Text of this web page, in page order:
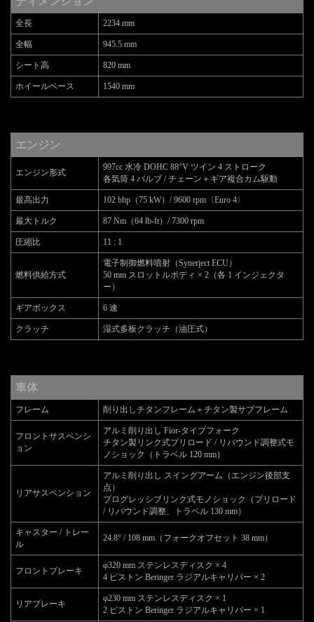
全長 2234 mm
全幅 945.5 mm
シート高 820 mm
ホイールベース 1540 mm
エンジン
エンジン形式
997cc 水冷 DOHC 88°V ツイン 4 ストローク
各気筒 4 バルブ / チェーン＋ギア複合カム駆動
最高出力 102 bhp（75 kW）/ 9600 rpm〈Euro 4〉
最大トルク 87 Nm（64 lb-ft）/ 7300 rpm
圧縮比 11 : 1
燃料供給方式
電子制御燃料噴射（Synerject ECU）
50 mm スロットルボディ × 2（各 1 インジェクタ
ー）
ギアボックス 6 速
クラッチ 湿式多板クラッチ（油圧式）
車体
フレーム 削り出しチタンフレーム＋チタン製サブフレーム
フロントサスペンシ
ョン
アルミ削り出し Fior-タイプフォーク
チタン製リンク式プリロード / リバウンド調整式モ
ノショック（トラベル 120 mm）
リアサスペンション
アルミ削り出し スイングアーム（エンジン後部支
点）
プログレッシブリンク式モノショック（プリロード
/ リバウンド調整、トラベル 130 mm）
キャスター / トレー
ル
24.8° / 108 mm（フォークオフセット 38 mm）
フロントブレーキ
φ320 mm ステンレスディスク × 4
4 ピストン Beringer ラジアルキャリパー × 2
リアブレーキ
φ230 mm ステンレスディスク × 1
2 ピストン Beringer ラジアルキャリパー × 1